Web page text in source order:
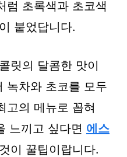
럼 초록색과 초코색
붙었답니다.
릿의 달콤한 맛이
녹차와 초코를 모두
고의 메뉴로 꼽혀
느끼고 싶다면 에스
이 꿀팁이랍니다.